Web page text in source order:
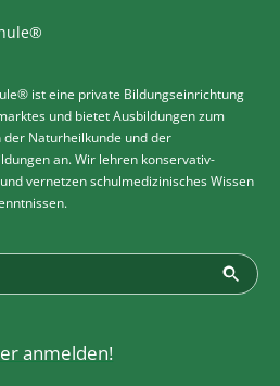
ist eine private Bildungseinrichtung
und bietet Ausbildungen zum
Naturheilkunde und der
an. Wir lehren konservativ-
vernetzen schulmedizinisches Wissen
anmelden!